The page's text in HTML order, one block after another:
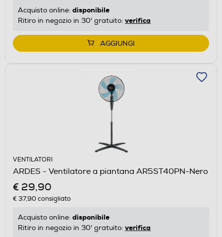
Acquisto online: disponibile
Ritiro in negozio in 30' gratuito: verifica
AGGIUNGI
VENTILATORI
ARDES - Ventilatore a piantana AR5ST40PN-Nero
€ 29,90
€ 37,90consigliato
Acquisto online: disponibile
Ritiro in negozio in 30' gratuito: verifica